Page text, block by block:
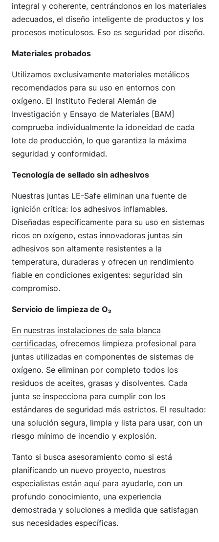
integral y coherente, centrándonos en los materiales
adecuados, el diseño inteligente de productos y los
procesos meticulosos. Eso es seguridad por diseño.
Materiales probados
Utilizamos exclusivamente materiales metálicos
recomendados para su uso en entornos con
oxígeno. El Instituto Federal Alemán de
Investigación y Ensayo de Materiales [BAM]
comprueba individualmente la idoneidad de cada
lote de producción, lo que garantiza la máxima
seguridad y conformidad.
Tecnología de sellado sin adhesivos
Nuestras juntas LE-Safe eliminan una fuente de
ignición crítica: los adhesivos inflamables.
Diseñadas específicamente para su uso en sistemas
ricos en oxígeno, estas innovadoras juntas sin
adhesivos son altamente resistentes a la
temperatura, duraderas y ofrecen un rendimiento
fiable en condiciones exigentes: seguridad sin
compromiso.
Servicio de limpieza de O₂
En nuestras instalaciones de sala blanca
certificadas, ofrecemos limpieza profesional para
juntas utilizadas en componentes de sistemas de
oxígeno. Se eliminan por completo todos los
residuos de aceites, grasas y disolventes. Cada
junta se inspecciona para cumplir con los
estándares de seguridad más estrictos. El resultado:
una solución segura, limpia y lista para usar, con un
riesgo mínimo de incendio y explosión.
Tanto si busca asesoramiento como si está
planificando un nuevo proyecto, nuestros
especialistas están aquí para ayudarle, con un
profundo conocimiento, una experiencia
demostrada y soluciones a medida que satisfagan
sus necesidades específicas.